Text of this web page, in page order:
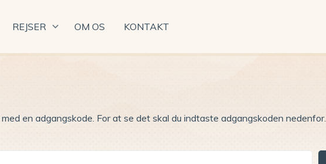
en adgangskode. For at se det skal du indtaste adgangskoden nedenfor.
REJSER OM OS KONTAKT